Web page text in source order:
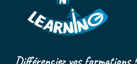
Différenciez vos formations !